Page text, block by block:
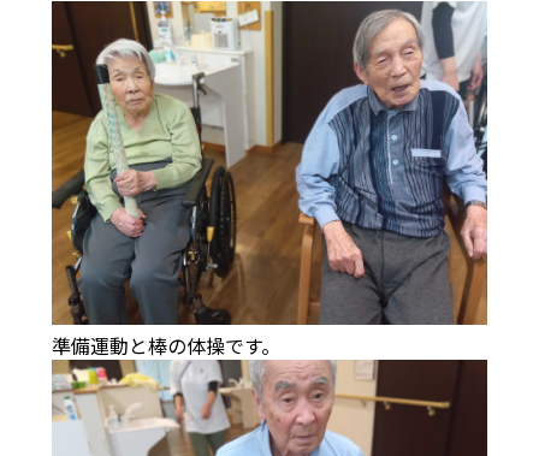
準備運動と棒の体操です。